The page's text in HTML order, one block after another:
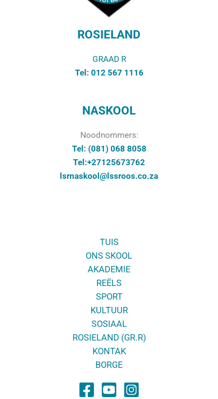
ROSIELAND
GRAAD R
Tel: 012 567 1116
NASKOOL
Noodnommers:
Tel: (081) 068 8058
Tel:+27125673762
lsrnaskool@lssroos.co.za
TUIS
ONS SKOOL
AKADEMIE
REËLS
SPORT
KULTUUR
SOSIAAL
ROSIELAND (GR.R)
KONTAK
BORGE